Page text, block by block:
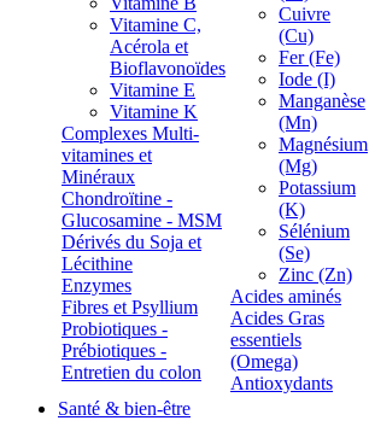
Vitamine C,
Acérola et
Bioflavonoïdes
Vitamine E
Vitamine K
Complexes Multi-
vitamines et
Minéraux
Chondroïtine -
Glucosamine - MSM
Dérivés du Soja et
Lécithine
Enzymes
Fibres et Psyllium
Probiotiques -
Prébiotiques -
Entretien du colon
Cuivre
(Cu)
Fer (Fe)
Iode (I)
Manganèse
(Mn)
Magnésium
(Mg)
Potassium
(K)
Sélénium
(Se)
Zinc (Zn)
Acides aminés
Acides Gras
essentiels
(Omega)
Antioxydants
Santé & bien-être